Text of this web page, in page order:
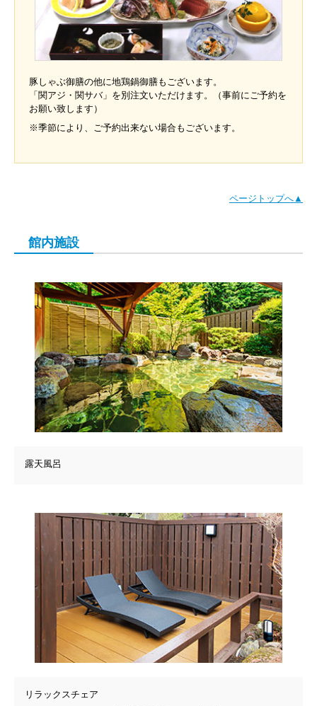
豚しゃぶ御膳の他に地鶏鍋御膳もございます。
「関アジ・関サバ」を別注文いただけます。（事前にご予約を
お願い致します）
※季節により、ご予約出来ない場合もございます。
ページトップへ▲
館内施設
露天風呂
リラックスチェア